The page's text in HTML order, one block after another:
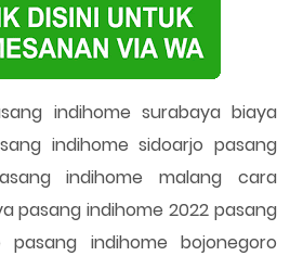
indihome surabaya biaya
indihome sidoarjo pasang
indihome malang cara
pasang indihome 2022 pasang
indihome bojonegoro